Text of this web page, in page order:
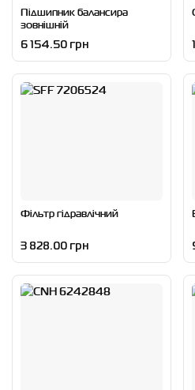
Підшипник балансира
зовнішній
6 154.50 грн
Фільтр гідравлічний
3 828.00 грн